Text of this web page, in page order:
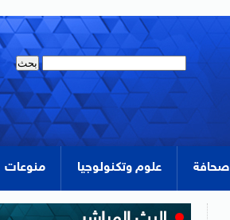
صحافة علوم وتكنولوجيا منوعات